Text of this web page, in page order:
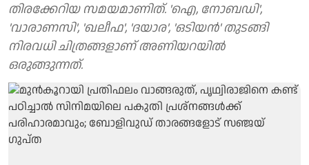
തിരക്കേറിയ സമയമാണിത്. 'ഐ, നോബഡി',
'വാരാണസി', 'ഖലീഫ', 'ദയാര', 'ഒടിയന്‍' തുടങ്ങി
നിരവധി ചിത്രങ്ങളാണ് അണിയറയില്‍
ഒരുങ്ങുന്നത്.